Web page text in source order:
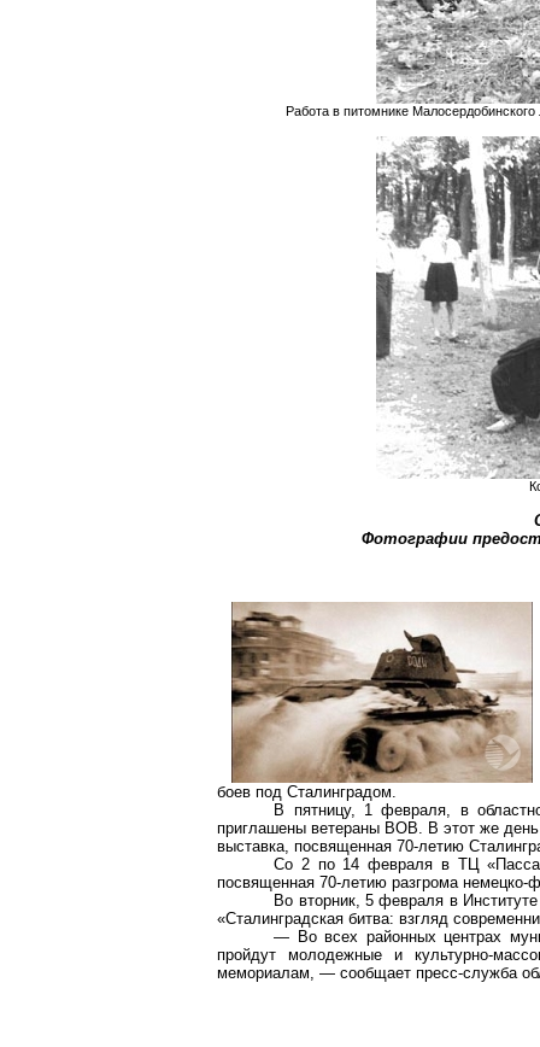
Работа в питомнике
Фотографии
боев под Сталинградом.
В пятницу, 1 февраля, в
приглашены ветераны ВОВ. В этот же день
выставка, посвященная 70-летию
Со 2 по 14 февраля в ТЦ
посвященная 70-летию разгрома немецко-
Во вторник, 5 февраля в
«Сталинградская битва: взгляд
— Во всех районных центрах
пройдут молодежные и культурно-
мемориалам, — сообщает пресс-служба